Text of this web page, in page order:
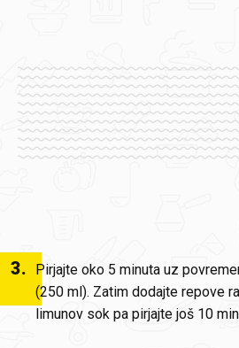
3.
Pirjajte oko 5 minuta uz
(250 ml). Zatim dodajte repove
limunov sok pa pirjajte još 10